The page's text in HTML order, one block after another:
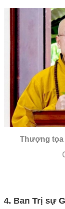
Thượng tọa
4. Ban Trị sự